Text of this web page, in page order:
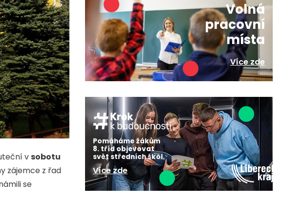
v sobotu
zájemce z řad
se
Volná
pracovní
místa
Více zde
Pomáháme žákům
8. tříd objevovat
svět středních škol.
Více zde